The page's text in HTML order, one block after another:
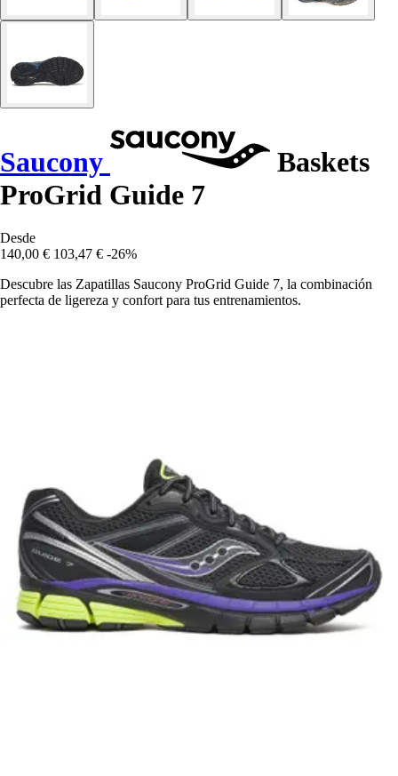
Saucony
Baskets
ProGrid Guide 7
Desde
140,00 € 103,47 € -26%
Descubre las Zapatillas Saucony ProGrid Guide 7, la combinación
perfecta de ligereza y confort para tus entrenamientos.